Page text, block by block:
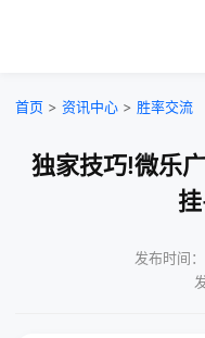
首页 > 资讯中心 > 胜率交流
独家技巧!微乐
发布时间